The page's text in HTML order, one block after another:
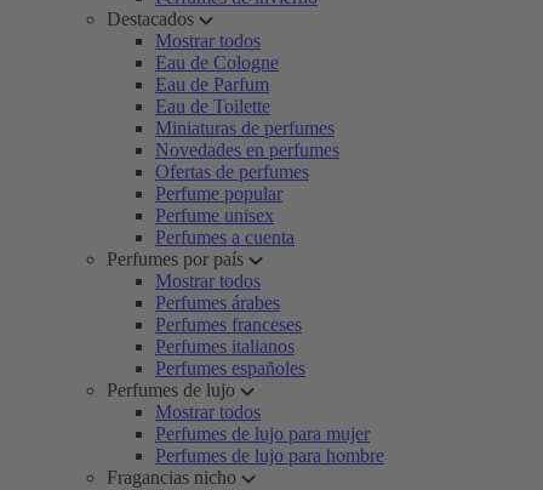
Destacados
Mostrar todos
Eau de Cologne
Eau de Parfum
Eau de Toilette
Miniaturas de perfumes
Novedades en perfumes
Ofertas de perfumes
Perfume popular
Perfume unisex
Perfumes a cuenta
Perfumes por país
Mostrar todos
Perfumes árabes
Perfumes franceses
Perfumes italianos
Perfumes españoles
Perfumes de lujo
Mostrar todos
Perfumes de lujo para mujer
Perfumes de lujo para hombre
Fragancias nicho